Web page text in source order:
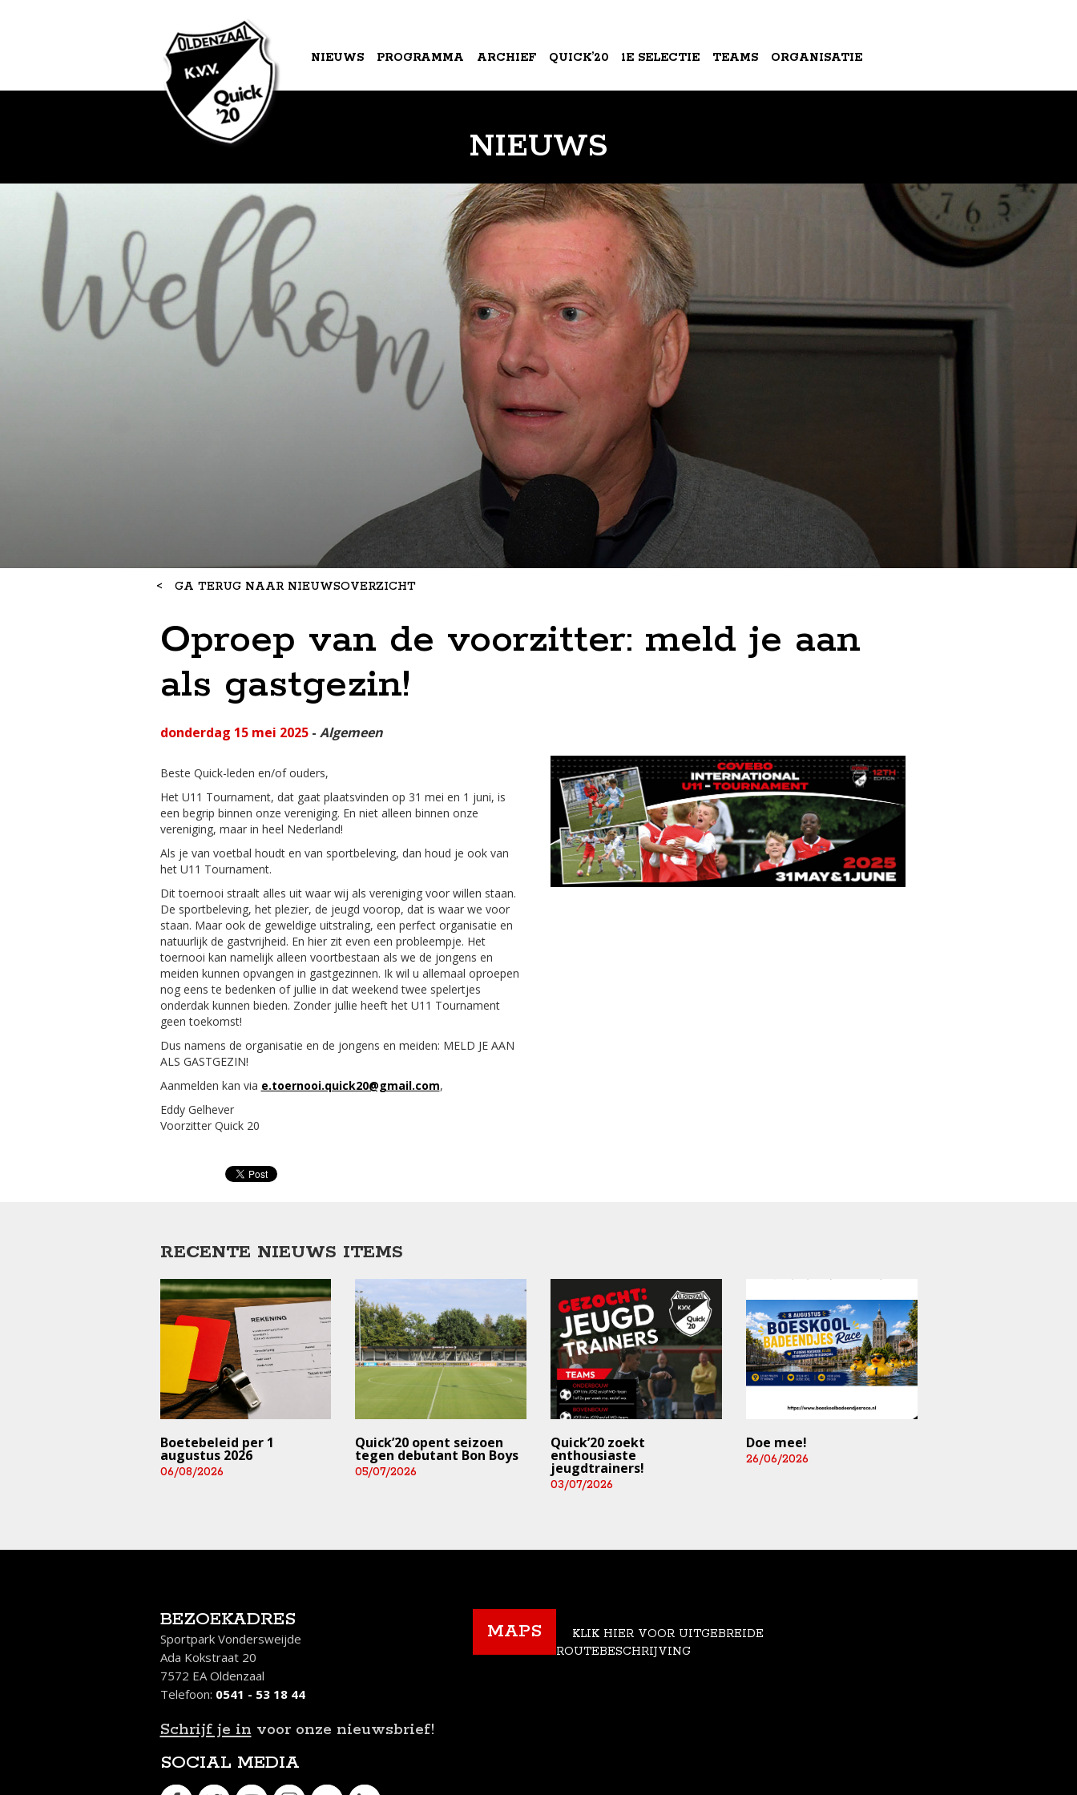
NIEUWS PROGRAMMA ARCHIEF QUICK’20 1E SELECTIE TEAMS ORGANISATIE
NIEUWS
< GA TERUG NAAR NIEUWSOVERZICHT
Oproep van de voorzitter: meld je aan
als gastgezin!
donderdag 15 mei 2025- Algemeen
Beste Quick-leden en/of ouders,
Het U11 Tournament, dat gaat plaatsvinden op 31 mei en 1 juni, is
een begrip binnen onze vereniging. En niet alleen binnen onze
vereniging, maar in heel Nederland!
Als je van voetbal houdt en van sportbeleving, dan houd je ook van
het U11 Tournament.
Dit toernooi straalt alles uit waar wij als vereniging voor willen staan.
De sportbeleving, het plezier, de jeugd voorop, dat is waar we voor
staan. Maar ook de geweldige uitstraling, een perfect organisatie en
natuurlijk de gastvrijheid. En hier zit even een probleempje. Het
toernooi kan namelijk alleen voortbestaan als we de jongens en
meiden kunnen opvangen in gastgezinnen. Ik wil u allemaal oproepen
nog eens te bedenken of jullie in dat weekend twee spelertjes
onderdak kunnen bieden. Zonder jullie heeft het U11 Tournament
geen toekomst!
Dus namens de organisatie en de jongens en meiden: MELD JE AAN
ALS GASTGEZIN!
Aanmelden kan via e.toernooi.quick20@gmail.com,
Eddy Gelhever
Voorzitter Quick 20
RECENTE NIEUWS ITEMS
Boetebeleid per 1
augustus 2026
06/08/2026
Quick’20 opent seizoen
tegen debutant Bon Boys
05/07/2026
Quick’20 zoekt
enthousiaste
jeugdtrainers!
03/07/2026
Doe mee!
26/06/2026
BEZOEKADRES
Sportpark Vondersweijde
Ada Kokstraat 20
7572 EA Oldenzaal
Telefoon: 0541 - 53 18 44
Schrijf je in voor onze nieuwsbrief!
SOCIAL MEDIA
MAPS
KLIK HIER VOOR UITGEBREIDE
ROUTEBESCHRIJVING